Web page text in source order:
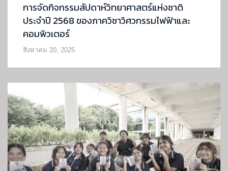
การจัดกิจกรรมสัปดาห์วิทยาศาสตร์แห่งชาติ
ประจำปี 2568 ของภาควิชาวิศวกรรมไฟฟ้าและ
คอมพิวเตอร์
สิงหาคม 20, 2025